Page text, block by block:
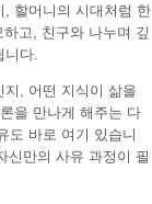
, 할머니의 시대처럼 한
고, 친구와 나누며 깊
다.
, 어떤 지식이 삶을
을 만나게 해주는 다
도 바로 여기 있습니
신만의 사유 과정이 필